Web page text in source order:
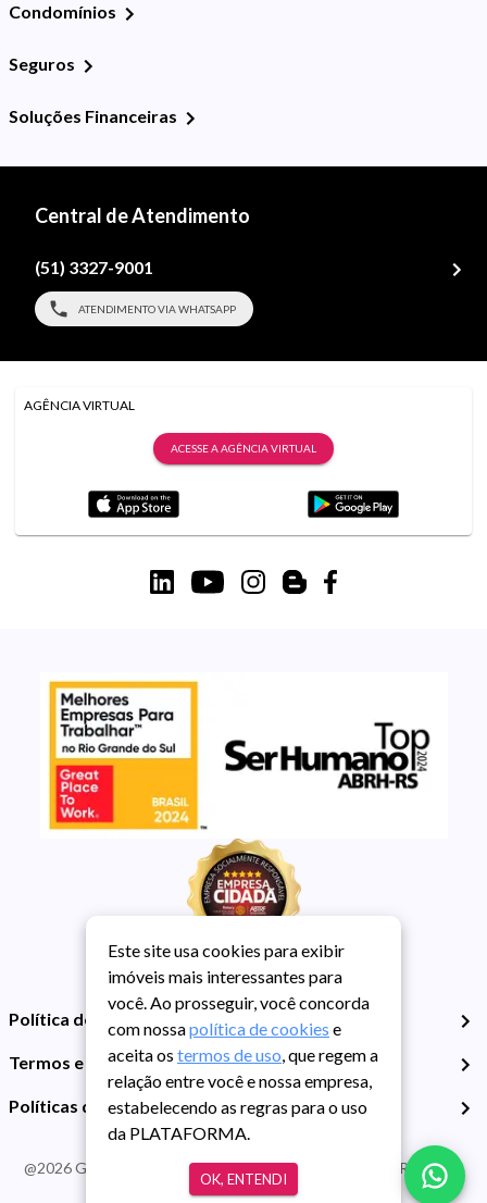
Condomínios
Seguros
Soluções Financeiras
Central de Atendimento
(51) 3327-9001
ATENDIMENTO VIA WHATSAPP
AGÊNCIA VIRTUAL
ACESSE A AGÊNCIA VIRTUAL
Política de Privacidade
Termos e Condições de Uso
Políticas de Cookies
@2026Guarida Imóvel. Todos os direitos reservados. CRECI RS -
413J | CNPJ Guarida: 89.398.606/0001-30
Este site usa cookies para exibir
imóveis mais interessantes para
você. Ao prosseguir, você concorda
com nossapolítica de cookies e
aceita os termos de uso, que regem a
relação entre você e nossa empresa,
estabelecendo as regras para o uso
da PLATAFORMA.
OK, ENTENDI